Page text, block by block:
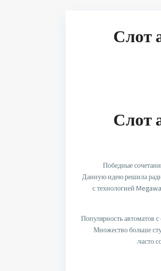
Слот
Слот
Победные
Данную идею решила
с технологией
Популярность автоматов
Множество больше
часто